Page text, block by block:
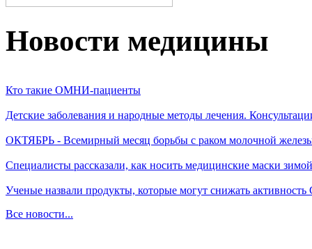
Новости медицины
Кто такие ОМНИ-пациенты
Детские заболевания и народные методы лечения.
ОКТЯБРЬ - Всемирный месяц борьбы с раком молочной
Специалисты рассказали, как носить медицинские маски зимой
Ученые назвали продукты, которые могут снижать
Все новости...